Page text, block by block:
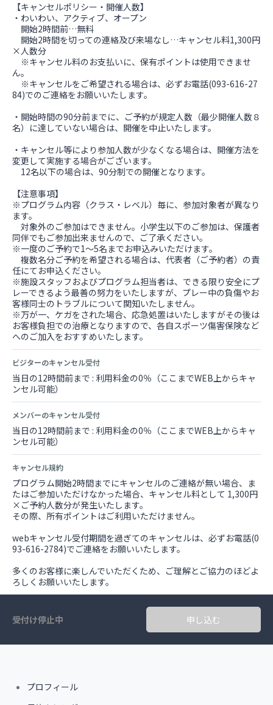
【キャンセルポリシー・開催人数】
・わいわい、アクティブ、オープン
開始2時間前…無料
開始2時間を切っての連絡及び来場なし…キャンセル料1,300円
×人数分
※キャンセル料のお支払いに、保有ポイントは使用できませ
ん。
※キャンセルをご希望される場合は、必ずお電話(093-616-27
84)でのご連絡をお願いいたします。
・開始時間の90分前までに、ご予約が規定人数（最少開催人数８
名）に達していない場合は、開催を中止いたします。
・キャンセル等により参加人数が少なくなる場合は、開催方法を
変更して実施する場合がございます。
12名以下の場合は、90分制での開催となります。
【注意事項】
※プログラム内容（クラス・レベル）毎に、参加対象者が異なり
ます。
対象外のご参加はできません。小学生以下のご参加は、保護者
同伴でもご参加出来ませんので、ご了承ください。
※一度のご予約で1～5名までお申込みいただけます。
複数名分ご予約を希望される場合は、代表者（ご予約者）の責
任にてお申込ください。
※施設スタッフおよびプログラム担当者は、できる限り安全にプ
レーできるよう最善の努力をいたしますが、プレー中の負傷やお
客様同士のトラブルについて関知いたしません。
※万が一、ケガをされた場合、応急処置はいたしますがその後は
お客様負担での治療となりますので、各自スポーツ傷害保険など
へのご加入をおすすめいたします。
ビジターのキャンセル受付
当日の12時間前まで : 利用料金の0％（ここまでWEB上からキャ
ンセル可能）
メンバーのキャンセル受付
当日の12時間前まで : 利用料金の0％（ここまでWEB上からキャ
ンセル可能）
キャンセル規約
プログラム開始2時間までにキャンセルのご連絡が無い場合、ま
たはご参加いただけなかった場合、キャンセル料として 1,300円
×ご予約人数分が発生いたします。
その際、所有ポイントはご利用いただけません。
webキャンセル受付期間を過ぎてのキャンセルは、必ずお電話(0
93-616-2784)でご連絡をお願いいたします。
多くのお客様に楽しんでいただくため、ご理解とご協力のほどよ
ろしくお願いいたします。
受付け停止中 申し込む
プロフィール